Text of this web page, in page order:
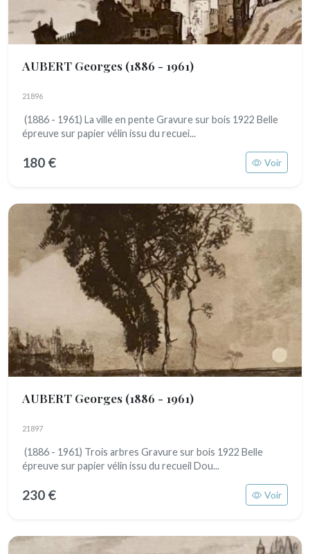
AUBERT Georges (1886 - 1961)
21896
(1886 - 1961) La ville en pente Gravure sur bois 1922 Belle
épreuve sur papier vélin issu du recuei...
180 € Voir
AUBERT Georges (1886 - 1961)
21897
(1886 - 1961) Trois arbres Gravure sur bois 1922 Belle
épreuve sur papier vélin issu du recueil Dou...
230 € Voir